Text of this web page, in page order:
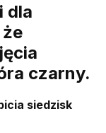
dla
czarny.
siedzisk